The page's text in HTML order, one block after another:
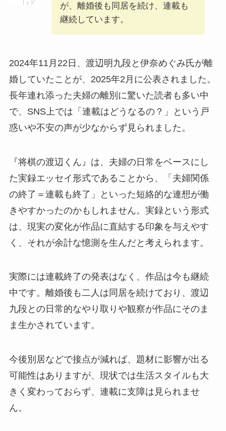
が、離婚後も同居を続け、連載も
継続しています。
2024年11月22日、渡辺明九段と伊奈めぐみ氏が離
婚していたことが、2025年2月に公表されました。
長年連れ添った夫婦の離別に驚いた読者も多い中
で、SNS上では「連載はどうなるの？」という戸
惑いや不安の声が少なからず見られました。
『将棋の渡辺くん』は、夫婦の日常をベースにし
た実録エッセイ形式であることから、「夫婦関係
の終了＝連載も終了」といった短絡的な連想が働
きやすかったのかもしれません。実録という形式
は、現実の変化が作品に直結する印象を与えやす
く、それが余計な憶測を生んだと考えられます。
実際には連載終了の発表はなく、作品は今も継続
中です。離婚後も二人は同居を続けており、渡辺
九段との日常的なやり取りや観察が作品にそのま
ま生かされています。
今後別居などで接点が減れば、題材に影響が出る
可能性はありますが、現状では生活スタイルも大
きく変わっておらず、連載に支障は見られませ
ん。